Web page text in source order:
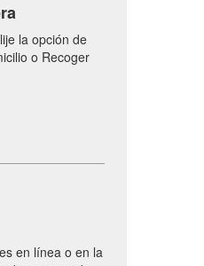
la opción de
o Recoger
en línea o en la